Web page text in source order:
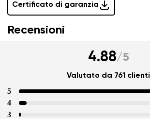
Certificato di garanzia
Recensioni
4.88/5
Valutato da 761 clienti
5
4
3